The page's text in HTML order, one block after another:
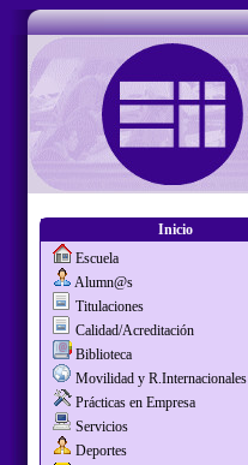
Inicio
Escuela
Alumn@s
Titulaciones
Calidad/Acreditación
Biblioteca
Movilidad y R.Internacionales
Prácticas en Empresa
Servicios
Deportes